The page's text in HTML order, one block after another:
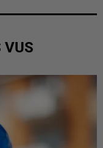
VUS